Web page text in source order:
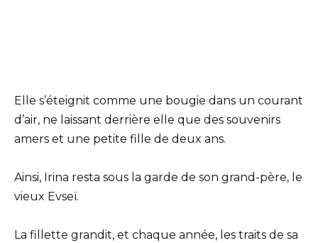
Elle s’éteignit comme une bougie dans un courant
d’air, ne laissant derrière elle que des souvenirs
amers et une petite fille de deux ans.
Ainsi, Irina resta sous la garde de son grand-père, le
vieux Evseï.
La fillette grandit, et chaque année, les traits de sa